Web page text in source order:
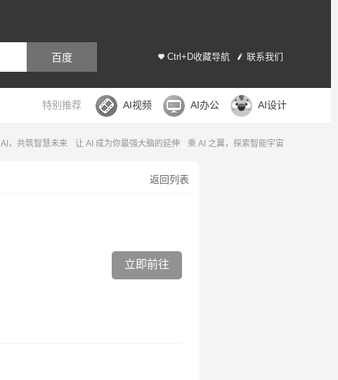
Ctrl+D收藏导航 联系我们
百度
特别推荐 AI视频 AI办公 AI设计
，共筑智慧未来 让 AI 成为你最强大脑的延伸 乘 AI 之翼，探索智能宇宙
返回列表
立即前往